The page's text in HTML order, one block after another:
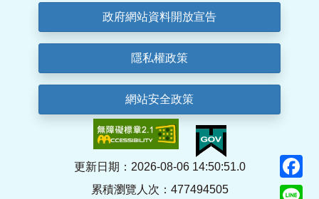
政府網站資料開放宣告
隱私權政策
網站安全政策
更新日期：2026-08-06 14:50:51.0
累積瀏覽人次：477494505